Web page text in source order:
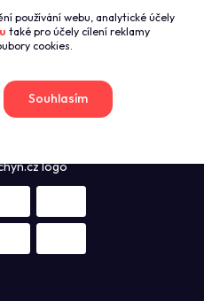
používání webu, analytické účely
také pro účely cílení reklamy
cookies.
Souhlasím